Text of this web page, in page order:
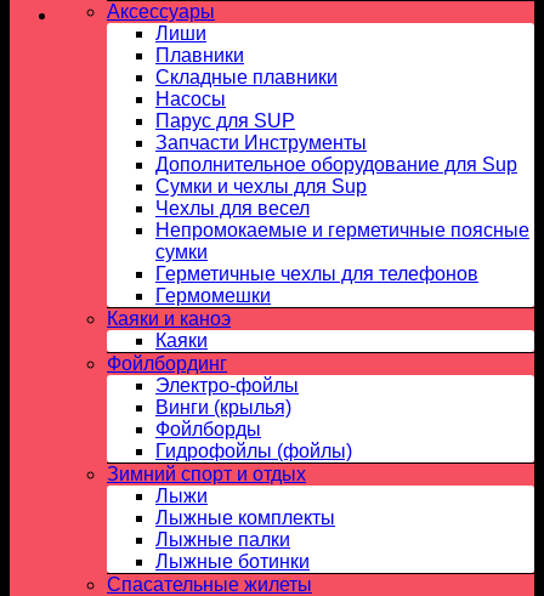
Аксессуары
Лиши
Плавники
Складные плавники
Насосы
Парус для SUP
Запчасти Инструменты
Дополнительное оборудование для Sup
Сумки и чехлы для Sup
Чехлы для весел
Непромокаемые и герметичные поясные
сумки
Герметичные чехлы для телефонов
Гермомешки
Каяки и каноэ
Каяки
Фойлбординг
Электро-фойлы
Винги (крылья)
Фойлборды
Гидрофойлы (фойлы)
Зимний спорт и отдых
Лыжи
Лыжные комплекты
Лыжные палки
Лыжные ботинки
Спасательные жилеты